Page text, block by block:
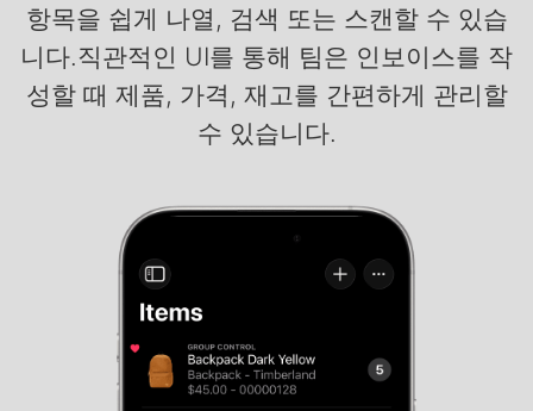
항목을 쉽게 나열, 검색 또는 스캔할 수 있습
니다.직관적인 UI를 통해 팀은 인보이스를 작
성할 때 제품, 가격, 재고를 간편하게 관리할
수 있습니다.